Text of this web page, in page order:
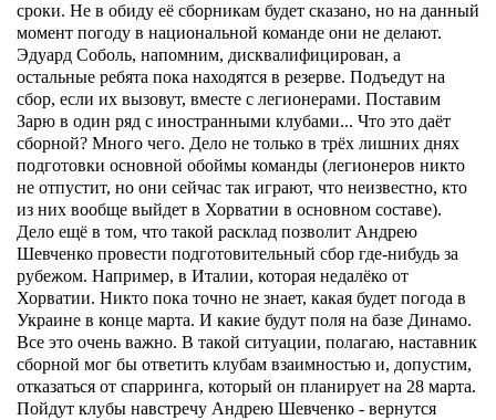
сроки. Не в обиду её сборникам будет сказано, но на данный
момент погоду в национальной команде они не делают.
Эдуард Соболь, напомним, дисквалифицирован, а
остальные ребята пока находятся в резерве. Подъедут на
сбор, если их вызовут, вместе с легионерами. Поставим
Зарю в один ряд с иностранными клубами... Что это даёт
сборной? Много чего. Дело не только в трёх лишних днях
подготовки основной обоймы команды (легионеров никто
не отпустит, но они сейчас так играют, что неизвестно, кто
из них вообще выйдет в Хорватии в основном составе).
Дело ещё в том, что такой расклад позволит Андрею
Шевченко провести подготовительный сбор где-нибудь за
рубежом. Например, в Италии, которая недалёко от
Хорватии. Никто пока точно не знает, какая будет погода в
Украине в конце марта. И какие будут поля на базе Динамо.
Все это очень важно. В такой ситуации, полагаю, наставник
сборной мог бы ответить клубам взаимностью и, допустим,
отказаться от спарринга, который он планирует на 28 марта.
Пойдут клубы навстречу Андрею Шевченко - вернутся